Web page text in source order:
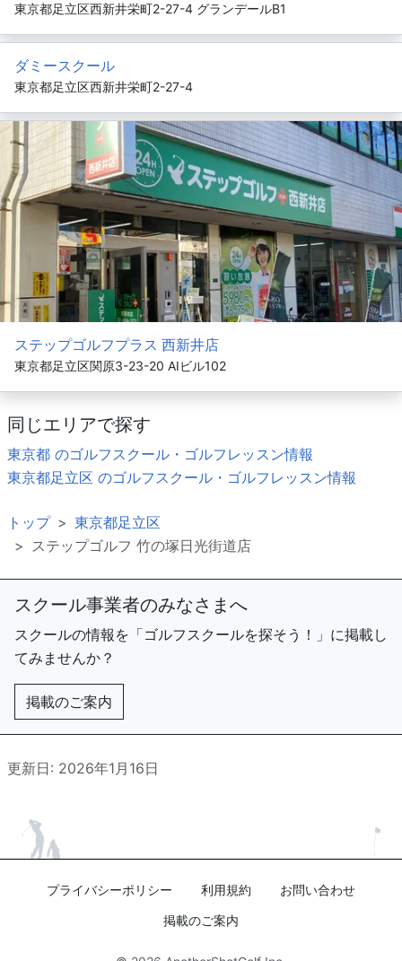
東京都足立区西新井栄町2-27-4 グランデールB1
ダミースクール
東京都足立区西新井栄町2-27-4
ステップゴルフプラス 西新井店
東京都足立区関原3-23-20 AIビル102
同じエリアで探す
東京都 のゴルフスクール・ゴルフレッスン情報
東京都足立区 のゴルフスクール・ゴルフレッスン情報
トップ
東京都足立区
ステップゴルフ 竹の塚日光街道店
スクール事業者のみなさまへ
スクールの情報を「ゴルフスクールを探そう！」に掲載し
てみませんか？
掲載のご案内
更新日: 2026年1月16日
プライバシーポリシー 利用規約
お問い合わせ
掲載のご案内